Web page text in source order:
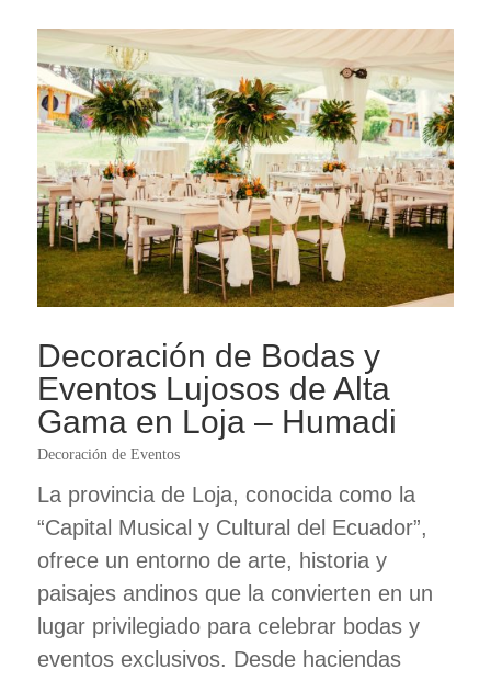
Decoración de Bodas y
Eventos Lujosos de Alta
Gama en Loja – Humadi
Decoración de Eventos
La provincia de Loja, conocida como la
“Capital Musical y Cultural del Ecuador”,
ofrece un entorno de arte, historia y
paisajes andinos que la convierten en un
lugar privilegiado para celebrar bodas y
eventos exclusivos. Desde haciendas